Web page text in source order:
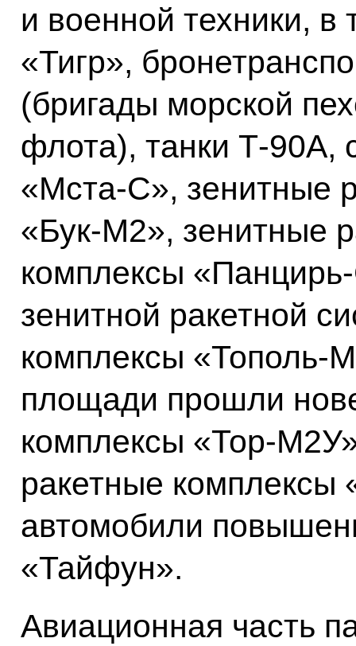
и военной техники,
«Тигр»,
(бригады морской
флота), танки Т‑90А,
«Мста‑С», зенитные
«Бук‑М2», зенитные
комплексы
зенитной ракетной
комплексы
площади прошли
комплексы
ракетные комплексы
автомобили
«Тайфун».
Авиационная часть